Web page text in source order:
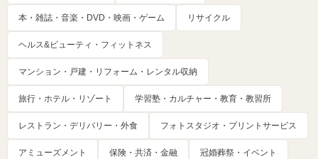
本・雑誌・音楽・DVD・映画・ゲーム リサイクル
ヘルス&ビューティ・フィットネス
マンション・戸建・リフォーム・レンタル収納
旅行・ホテル・リゾート 学習塾・カルチャー・教育・教習所
レストラン・デリバリー・外食 フォトスタジオ・プリントサービス
アミューズメント 保険・共済・金融 冠婚葬祭・イベント